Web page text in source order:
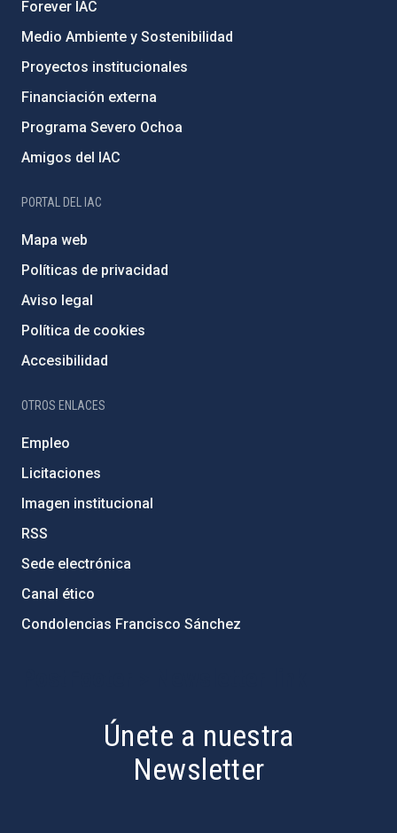
Forever IAC
Medio Ambiente y Sostenibilidad
Proyectos institucionales
Financiación externa
Programa Severo Ochoa
Amigos del IAC
PORTAL DEL IAC
Mapa web
Políticas de privacidad
Aviso legal
Política de cookies
Accesibilidad
OTROS ENLACES
Empleo
Licitaciones
Imagen institucional
RSS
Sede electrónica
Canal ético
Condolencias Francisco Sánchez
Únete a nuestra
Newsletter